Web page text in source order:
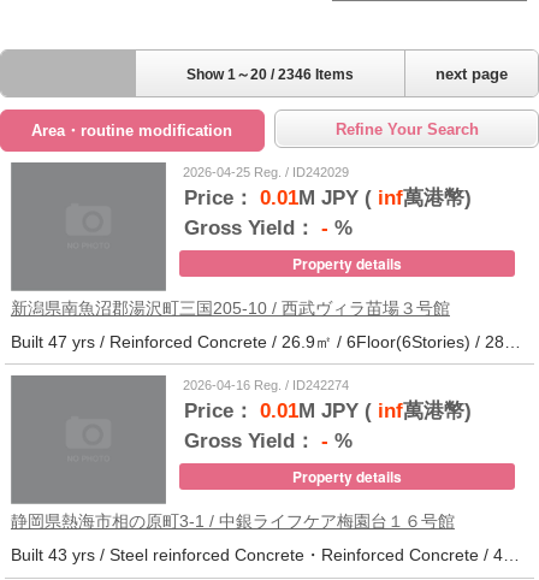
next page
Show 1～20 / 2346 Items
Area・routine modification Refine Your Search
2026-04-25 Reg. / ID242029
Price： 0.01M JPY (inf萬港幣)
Gross Yield： - %
Property details
新潟県南魚沼郡湯沢町三国205-10 / 西武ヴィラ苗場３号館
2026-04-16 Reg. / ID242274
Price： 0.01M JPY (inf萬港幣)
Gross Yield： - %
Property details
静岡県熱海市相の原町3-1 / 中銀ライフケア梅園台１６号館
Built 43 yrs / Steel reinforced Concrete・Reinforced Concrete / 44.37㎡ / 5Floor(14Stories) / 294Units / Distance from the station.25